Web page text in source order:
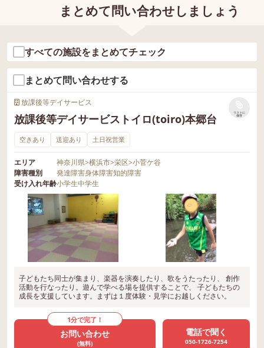
まとめて問い合わせしましょう
すべての施設をまとめてチェック
まとめて問い合わせする
放課後等デイサービス
放課後等デイサービストイロ(toiro)本郷台
リストに
保存
空きあり 送迎あり 土日祝営業
エリア 神奈川県>横浜市>栄区>小菅ケ谷
障害種別
発達障害身体障害知的障害
受け入れ年齢小学生中学生
子どもたち同士が集まり、楽器を演奏したり、歌をうたったり、 創作
活動を行なったり。遊んで学べる場を提供することで、 子どもたちの
成長を支援しています。まずは１度体験・見学にお越しください。
1分で完了！
お問い合わせ
(無料)
電話で聞く
050-1726-7254